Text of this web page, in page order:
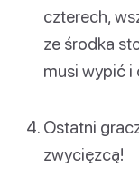
czterech,
ze środka
musi wypić i
Ostatni
zwycięzcą!